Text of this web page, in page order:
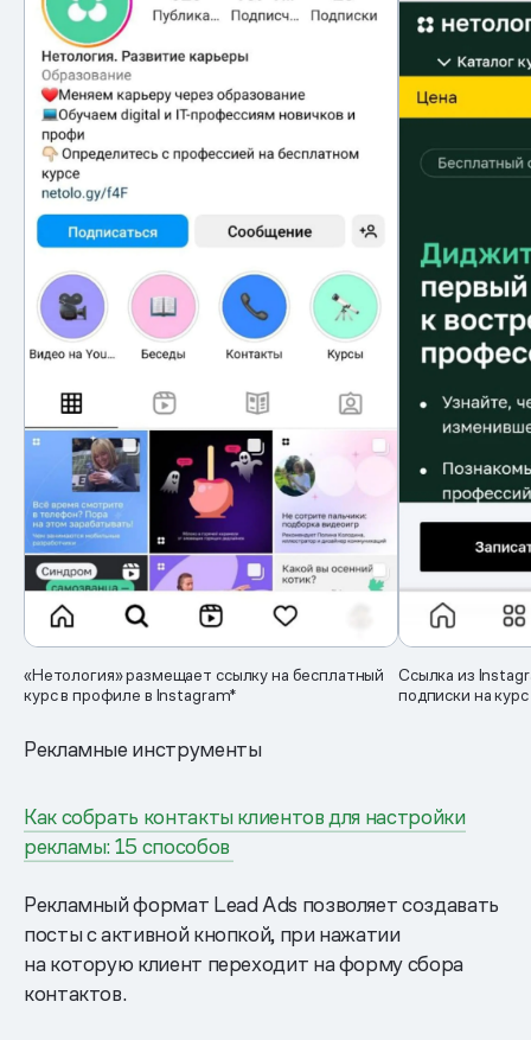
«Нетология» размещает ссылку на бесплатный
курс в профиле в Instagram*
Ссылка из
подписки на курс
Рекламные инструменты
Как собрать контакты клиентов для настройки
рекламы: 15 способов
Рекламный формат Lead Ads позволяет создавать
посты с активной кнопкой, при нажатии
на которую клиент переходит на форму сбора
контактов.